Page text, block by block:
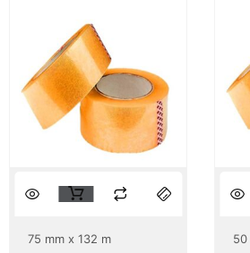
75 mm x 132 m 50